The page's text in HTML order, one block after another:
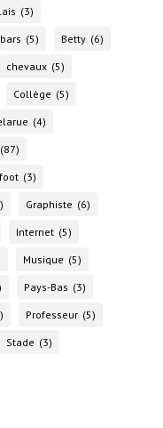
(3)
bars (5) Betty (6)
chevaux (5)
Collège (5)
(4)
(87)
foot (3)
Graphiste (6)
Internet (5)
Musique (5)
Pays-Bas (3)
Professeur (5)
Stade (3)